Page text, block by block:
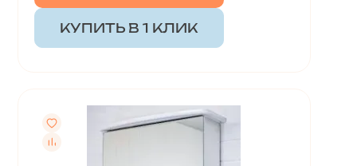
КУПИТЬ В 1 КЛИК